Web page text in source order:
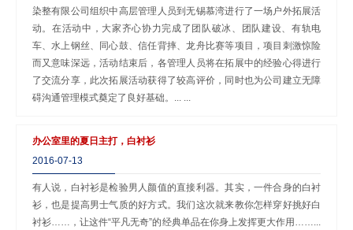
染整有限公司组织中高层管理人员到无锡慕湾进行了一场户外拓展活
动。在活动中，大家齐心协力完成了团队破冰、团队建设、有轨电
车、水上钢丝、同心鼓、信任背摔、龙舟比赛等项目，项目刺激惊险
而又意味深远，活动结束后，各管理人员将在拓展中的经验心得进行
了交流分享，此次拓展活动获得了较高评价，同时也为公司建立无障
碍沟通管理模式奠定了良好基础。... ...
办公室里的夏日主打，白衬衫
2016-07-13
有人说，白衬衫是检验男人颜值的直接利器。其实，一件合身的白衬
衫，也是提高男士气质的好方式。我们这次就来教你怎样穿好挑好白
衬衫……，让这件“平凡无奇”的经典单品在你身上发挥更大作用……...